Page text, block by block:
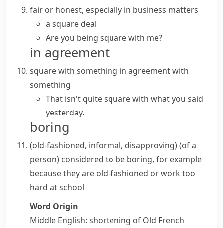
fair or honest, especially in business matters
a square deal
Are you being square with me?
in agreement
square with something in agreement with
something
That isn't quite square with what you said
yesterday.
boring
(old-fashioned, informal, disapproving)(of a
person) considered to be boring, for example
because they are old-fashioned or work too
hard at school
Word Origin
Middle English: shortening of Old French